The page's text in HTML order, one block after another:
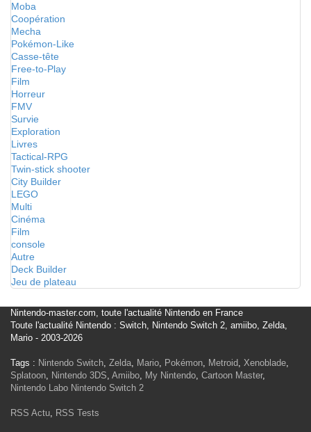
Moba
Coopération
Mecha
Pokémon-Like
Casse-tête
Free-to-Play
Film
Horreur
FMV
Survie
Exploration
Livres
Tactical-RPG
Twin-stick shooter
City Builder
LEGO
Multi
Cinéma
Film
console
Autre
Deck Builder
Jeu de plateau
Nintendo-master.com, toute l'actualité Nintendo en France
Toute l'actualité Nintendo : Switch, Nintendo Switch 2, amiibo, Zelda,
Mario - 2003-2026
Tags : Nintendo Switch, Zelda, Mario, Pokémon, Metroid, Xenoblade,
Splatoon, Nintendo 3DS, Amiibo, My Nintendo, Cartoon Master,
Nintendo Labo Nintendo Switch 2
RSS Actu, RSS Tests